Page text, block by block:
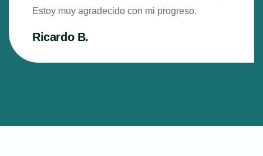
Estoy muy agradecido con mi progreso.
Ricardo B.